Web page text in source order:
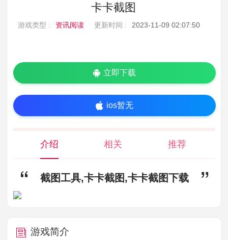
卡卡截图
游戏类型 : 资讯阅读 更新时间 : 2023-11-09 02:07:50
立即下载
ios暂无
介绍 相关 推荐
截图工具,卡卡截图,卡卡截图下载
游戏简介